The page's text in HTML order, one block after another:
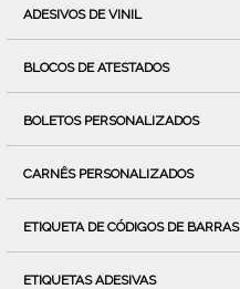
ADESIVOS DE VINIL
BLOCOS DE ATESTADOS
BOLETOS PERSONALIZADOS
CARNÊS PERSONALIZADOS
ETIQUETA DE CÓDIGOS DE BARRAS
ETIQUETAS ADESIVAS